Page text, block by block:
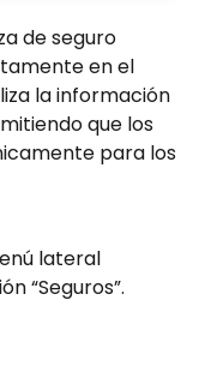
de seguro
en el
la información
que los
para los
lateral
“Seguros”.